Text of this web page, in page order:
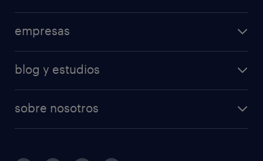
empresas
blog y estudios
sobre nosotros